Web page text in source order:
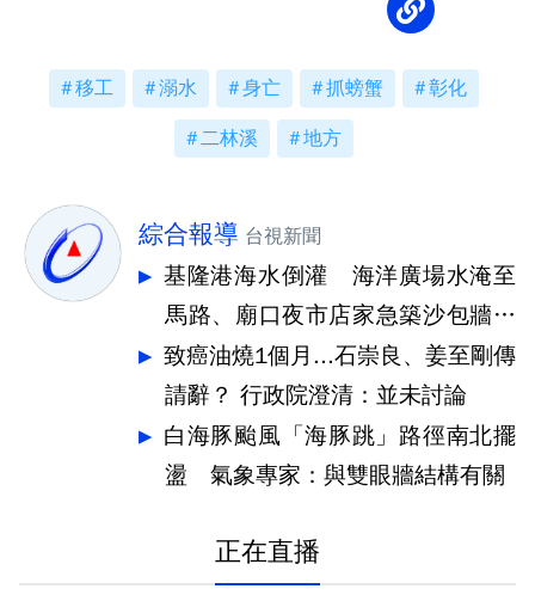
移工 溺水 身亡 抓螃蟹 彰化
二林溪 地方
綜合報導 台視新聞
基隆港海水倒灌 海洋廣場水淹至
馬路、廟口夜市店家急築沙包牆擋
水
致癌油燒1個月...石崇良、姜至剛傳
請辭？ 行政院澄清：並未討論
白海豚颱風「海豚跳」路徑南北擺
盪 氣象專家：與雙眼牆結構有關
正在直播